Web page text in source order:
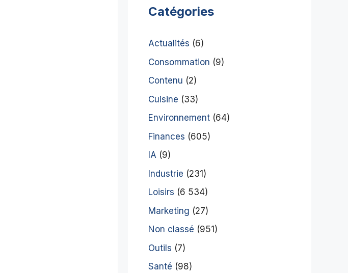
Catégories
Actualités (6)
Consommation (9)
Contenu (2)
Cuisine (33)
Environnement (64)
Finances (605)
IA (9)
Industrie (231)
Loisirs (6 534)
Marketing (27)
Non classé (951)
Outils (7)
Santé (98)